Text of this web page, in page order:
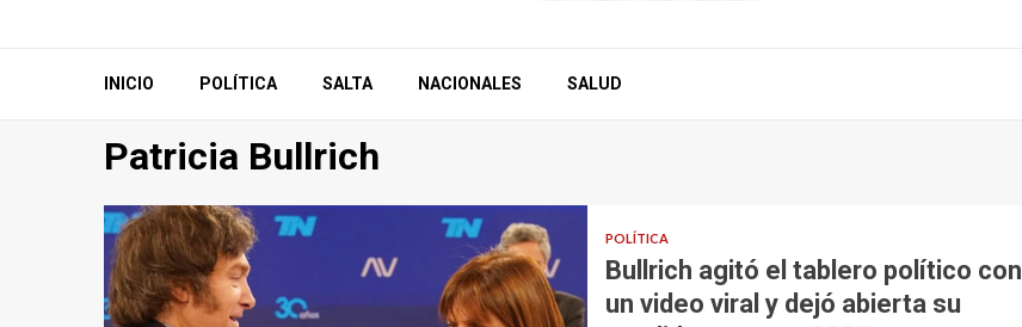
INICIO POLÍTICA SALTA NACIONALES SALUD
Patricia Bullrich
POLÍTICA
Bullrich agitó el tablero político con
un video viral y dejó abierta su